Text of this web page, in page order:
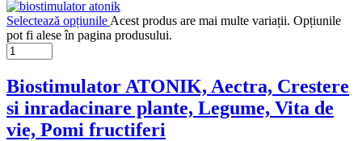
Selectează opțiunile Acest produs are mai multe variații. Opțiunile
pot fi alese în pagina produsului.
Biostimulator ATONIK, Aectra, Crestere
si inradacinare plante, Legume, Vita de
vie, Pomi fructiferi